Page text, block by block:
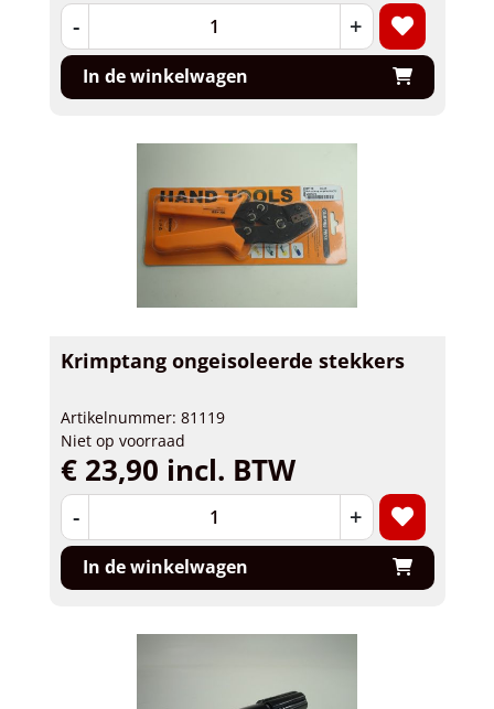
- +
In de winkelwagen
Krimptang ongeisoleerde stekkers
Artikelnummer: 81119
Niet op voorraad
€ 23,90 incl. BTW
- +
In de winkelwagen